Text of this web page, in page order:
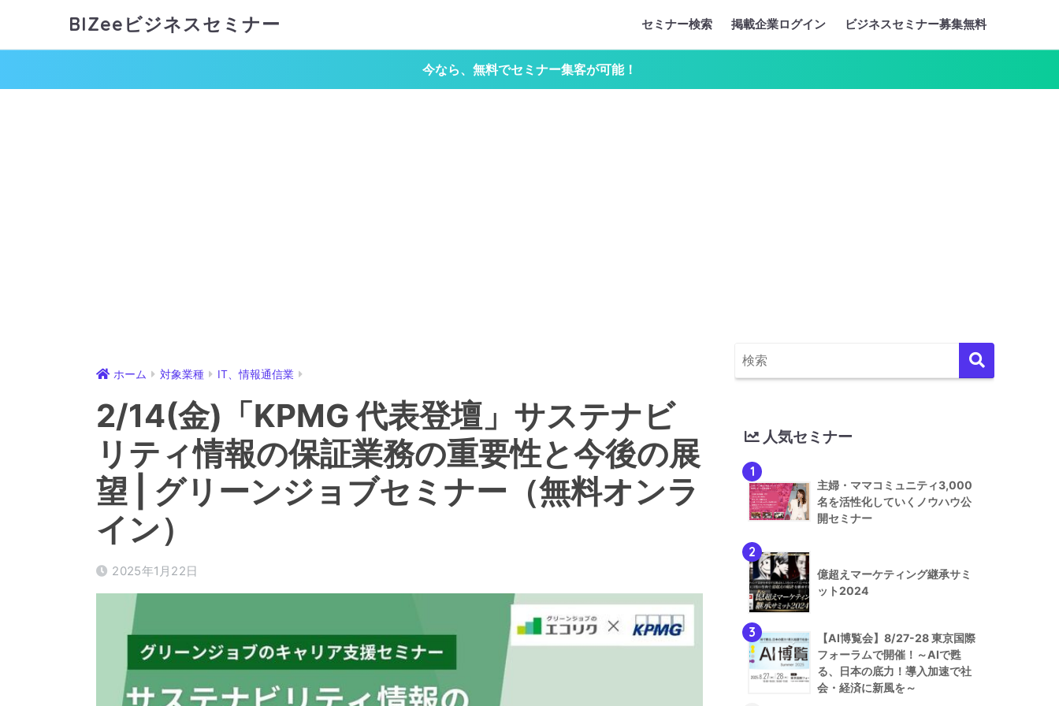
BIZeeビジネスセミナー セミナー検索 掲載企業ログイン ビジネスセミナー募集無料
今なら、無料でセミナー集客が可能！
ホーム 対象業種 IT、情報通信業
2/14(金)「KPMG 代表登壇」サステナビ
リティ情報の保証業務の重要性と今後の展
望 | グリーンジョブセミナー（無料オンラ
イン）
2025年1月22日
人気セミナー
1
主婦・ママコミュニティ3,000
名を活性化していくノウハウ公
開セミナー
2
億超えマーケティング継承サミ
ット2024
3
【AI博覧会】8/27-28 東京国際
フォーラムで開催！～AIで甦
る、日本の底力！導入加速で社
会・経済に新風を～